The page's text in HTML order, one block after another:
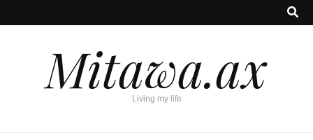
Mitawa.ax
Living my life